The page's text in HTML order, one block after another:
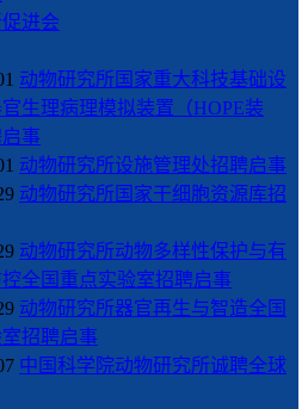
进会
动物研究所国家重大科技基础设
生理病理模拟装置（HOPE装
事
动物研究所设施管理处招聘启事
动物研究所国家干细胞资源库招
动物研究所动物多样性保护与有
全国重点实验室招聘启事
动物研究所器官再生与智造全国
招聘启事
中国科学院动物研究所诚聘全球